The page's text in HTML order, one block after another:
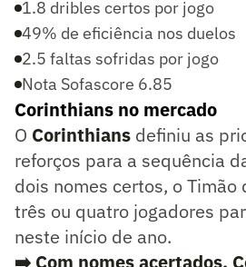
1.8 dribles certos por jogo
49% de eficiência nos duelos
2.5 faltas sofridas por jogo
Nota Sofascore 6.85
Corinthians no mercado
O Corinthians definiu as
reforços para a sequência
dois nomes certos, o Timão
três ou quatro jogadores
neste início de ano.
➡️ Com nomes acertados,